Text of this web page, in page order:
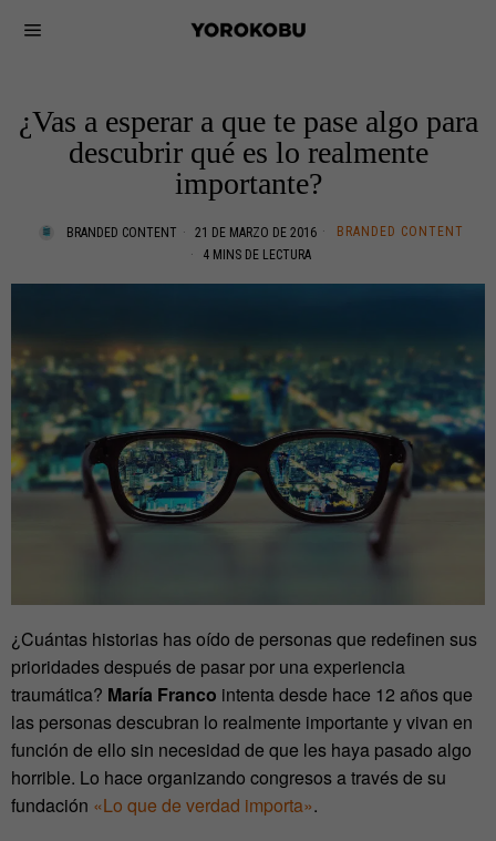
¿Vas a esperar a que te pase algo para
descubrir qué es lo realmente
importante?
BRANDED CONTENT 21 DE MARZO DE 2016
BRANDED CONTENT
4 MINS DE LECTURA
¿Cuántas historias has oído de personas que redefinen sus
prioridades después de pasar por una experiencia
traumática? María Franco intenta desde hace 12 años que
las personas descubran lo realmente importante y vivan en
función de ello sin necesidad de que les haya pasado algo
horrible. Lo hace organizando congresos a través de su
fundación «Lo que de verdad importa».